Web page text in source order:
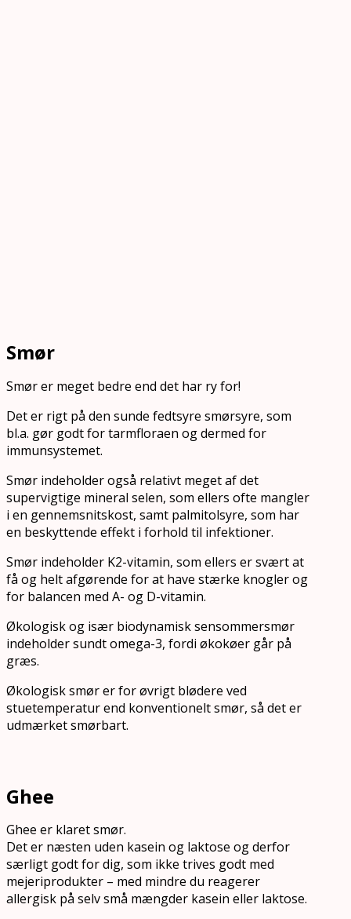
Smør
Smør er meget bedre end det har ry for!
Det er rigt på den sunde fedtsyre smørsyre, som
bl.a. gør godt for tarmfloraen og dermed for
immunsystemet.
Smør indeholder også relativt meget af det
supervigtige mineral selen, som ellers ofte mangler
i en gennemsnitskost, samt palmitolsyre, som har
en beskyttende effekt i forhold til infektioner.
Smør indeholder K2-vitamin, som ellers er svært at
få og helt afgørende for at have stærke knogler og
for balancen med A- og D-vitamin.
Økologisk og især biodynamisk sensommersmør
indeholder sundt omega-3, fordi økokøer går på
græs.
Økologisk smør er for øvrigt blødere ved
stuetemperatur end konventionelt smør, så det er
udmærket smørbart.
Ghee
Ghee er klaret smør.
Det er næsten uden kasein og laktose og derfor
særligt godt for dig, som ikke trives godt med
mejeriprodukter – med mindre du reagerer
allergisk på selv små mængder kasein eller laktose.